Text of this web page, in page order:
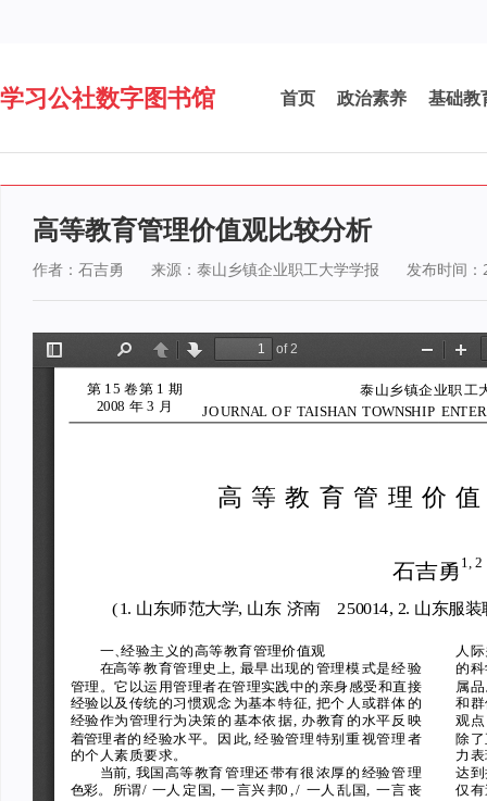
学习公社数字图书馆 首页 政治素养 基础教
高等教育管理价值观比较分析
作者：石吉勇 来源：泰山乡镇企业职工大学学报 发布时间